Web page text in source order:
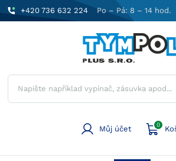
+420 736 632 224 Po – Pá: 8 – 14 hod.
Můj účet 0